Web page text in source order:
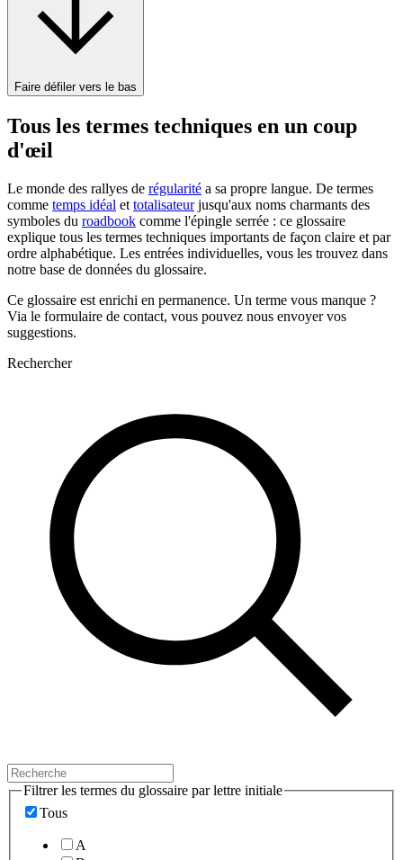
Faire défiler vers le bas
Tous les termes techniques en un coup
d'œil
Le monde des rallyes de régularité a sa propre langue. De termes
comme temps idéal et totalisateurjusqu'aux noms charmants des
symboles du roadbook comme l'épingle serrée : ce glossaire
explique tous les termes techniques importants de façon claire et par
ordre alphabétique. Les entrées individuelles, vous les trouvez dans
notre base de données du glossaire.
Ce glossaire est enrichi en permanence. Un terme vous manque ?
Via le formulaire de contact, vous pouvez nous envoyer vos
suggestions.
Rechercher
Filtrer les termes du glossaire par lettre initiale
Tous
A